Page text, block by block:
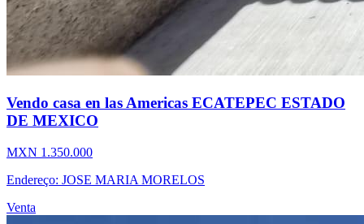
Vendo casa en las Americas ECATEPEC ESTADO
DE MEXICO
MXN 1.350.000
Endereço: JOSE MARIA MORELOS
Venta